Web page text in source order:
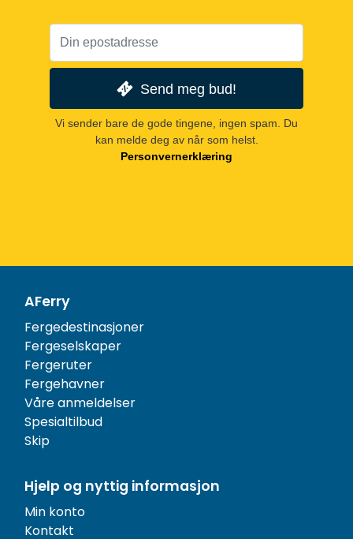
Send meg bud!
Vi sender bare de gode tingene, ingen spam. Du
kan melde deg av når som helst.
Personvernerklæring
AFerry
Fergedestinasjoner
Fergeselskaper
Fergeruter
Fergehavner
Våre anmeldelser
Spesialtilbud
Skip
Hjelp og nyttig informasjon
Min konto
Kontakt